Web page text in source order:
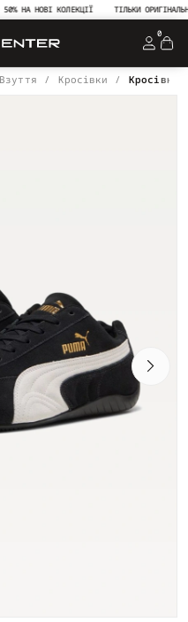
НА НОВІ КОЛЕКЦІЇ ТІЛЬКИ ОРИГІНАЛЬНА
0
Взуття Кросівки Кросівки